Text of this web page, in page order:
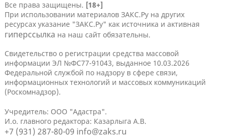
Все права защищены. [18+]
При использовании материалов ЗАКС.Ру на других
ресурсах указание "ЗАКС.Ру" как источника и активная
гиперссылка на наш сайт обязательны.
Свидетельство о регистрации средства массовой
информации ЭЛ №ФС77-91043, выданное 10.03.2026
Федеральной службой по надзору в сфере связи,
информационных технологий и массовых коммуникаций
(Роскомнадзор).
Учредитель: ООО "Адастра".
И.о. главного редактора: Казарлыга А.В.
+7 (931) 287-80-09 info@zaks.ru